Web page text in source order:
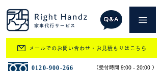
​0120-900-266 ​（受付時間 9:00 - 20:00 ）
メールでのお問い合わせ・お見積もりはこちら